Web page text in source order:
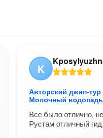
K
Авторский джип-тур
Молочный
Все было отлично,
Рустам отличный